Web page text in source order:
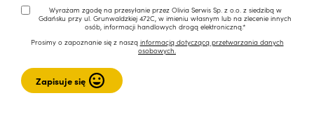
Wyrażam zgodę na przesyłanie przez Olivia Serwis Sp. z o.o. z siedzibą w
Gdańsku przy ul. Grunwaldzkiej 472C, w imieniu własnym lub na zlecenie innych
osób, informacji handlowych drogą elektroniczną.*
Prosimy o zapoznanie się z naszą informacją dotyczącą przetwarzania danych
osobowych.